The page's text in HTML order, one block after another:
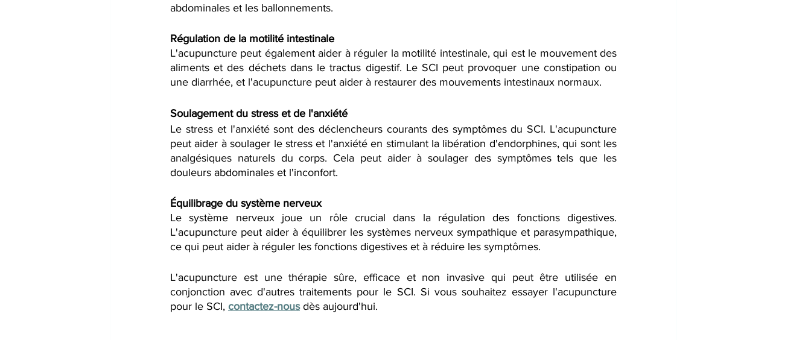
abdominales et les ballonnements.
Régulation de la motilité intestinale
L'acupuncture peut également aider à réguler la motilité intestinale, qui est le mouvement des
aliments et des déchets dans le tractus digestif. Le SCI peut provoquer une constipation ou
une diarrhée, et l'acupuncture peut aider à restaurer des mouvements intestinaux normaux.
Soulagement du stress et de l'anxiété
Le stress et l'anxiété sont des déclencheurs courants des symptômes du SCI. L'acupuncture
peut aider à soulager le stress et l'anxiété en stimulant la libération d'endorphines, qui sont les
analgésiques naturels du corps. Cela peut aider à soulager des symptômes tels que les
douleurs abdominales et l'inconfort.
Équilibrage du système nerveux
Le système nerveux joue un rôle crucial dans la régulation des fonctions digestives.
L'acupuncture peut aider à équilibrer les systèmes nerveux sympathique et parasympathique,
ce qui peut aider à réguler les fonctions digestives et à réduire les symptômes.
L'acupuncture est une thérapie sûre, efficace et non invasive qui peut être utilisée en
conjonction avec d'autres traitements pour le SCI. Si vous souhaitez essayer l'acupuncture
pour le SCI, contactez-nous dès aujourd'hui.